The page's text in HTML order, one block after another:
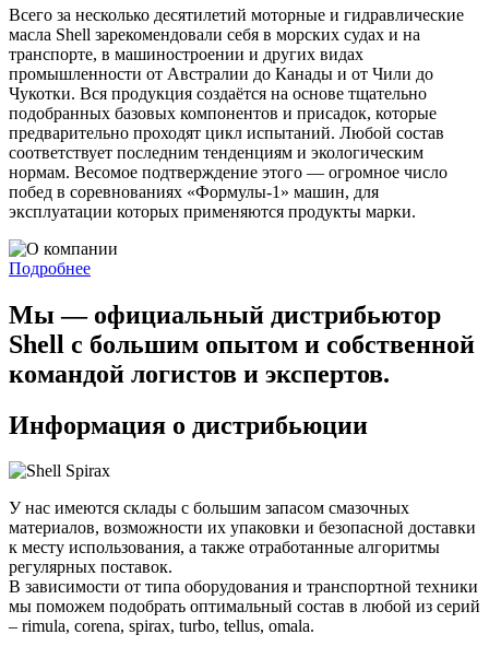
Всего за несколько десятилетий моторные и гидравлические
масла Shell зарекомендовали себя в морских судах и на
транспорте, в машиностроении и других видах
промышленности от Австралии до Канады и от Чили до
Чукотки. Вся продукция создаётся на основе тщательно
подобранных базовых компонентов и присадок, которые
предварительно проходят цикл испытаний. Любой состав
соответствует последним тенденциям и экологическим
нормам. Весомое подтверждение этого — огромное число
побед в соревнованиях «Формулы-1» машин, для
эксплуатации которых применяются продукты марки.
Подробнее
Мы — официальный дистрибьютор
Shell с большим опытом и собственной
командой логистов и экспертов.
Информация о дистрибьюции
У нас имеются склады с большим запасом смазочных
материалов, возможности их упаковки и безопасной доставки
к месту использования, а также отработанные алгоритмы
регулярных поставок.
В зависимости от типа оборудования и транспортной техники
мы поможем подобрать оптимальный состав в любой из серий
– rimula, corena, spirax, turbo, tellus, omala.